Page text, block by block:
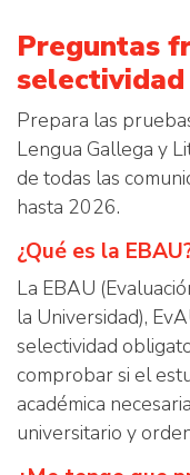
Preguntas
selectividad
Prepara las
Lengua Gallega y
de todas las
hasta 2026.
¿Qué es la
La EBAU
la Universidad),
selectividad
comprobar si el
académica
universitario y